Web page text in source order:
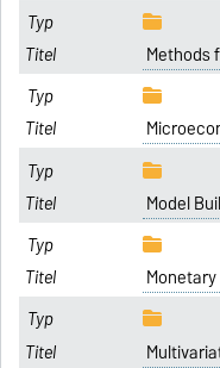
Methods
Model